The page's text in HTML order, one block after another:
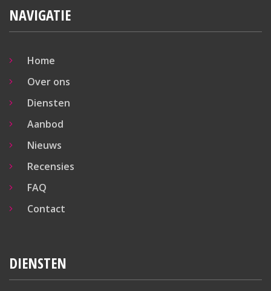
NAVIGATIE
Home
Over ons
Diensten
Aanbod
Nieuws
Recensies
FAQ
Contact
DIENSTEN